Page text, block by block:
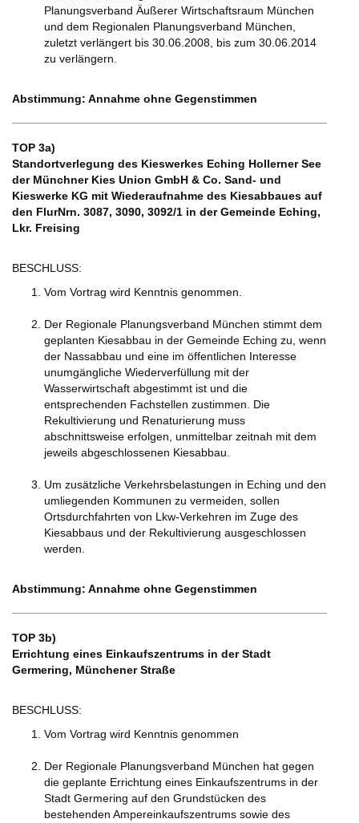
Planungsverband Äußerer Wirtschaftsraum München
und dem Regionalen Planungsverband München,
zuletzt verlängert bis 30.06.2008, bis zum 30.06.2014
zu verlängern.
Abstimmung: Annahme ohne Gegenstimmen
TOP 3a)
Standortverlegung des Kieswerkes Eching Hollerner See
der Münchner Kies Union GmbH & Co. Sand- und
Kieswerke KG mit Wiederaufnahme des Kiesabbaues auf
den FlurNrn. 3087, 3090, 3092/1 in der Gemeinde Eching,
Lkr. Freising
BESCHLUSS:
Vom Vortrag wird Kenntnis genommen.
Der Regionale Planungsverband München stimmt dem
geplanten Kiesabbau in der Gemeinde Eching zu, wenn
der Nassabbau und eine im öffentlichen Interesse
unumgängliche Wiederverfüllung mit der
Wasserwirtschaft abgestimmt ist und die
entsprechenden Fachstellen zustimmen. Die
Rekultivierung und Renaturierung muss
abschnittsweise erfolgen, unmittelbar zeitnah mit dem
jeweils abgeschlossenen Kiesabbau.
Um zusätzliche Verkehrsbelastungen in Eching und den
umliegenden Kommunen zu vermeiden, sollen
Ortsdurchfahrten von Lkw-Verkehren im Zuge des
Kiesabbaus und der Rekultivierung ausgeschlossen
werden.
Abstimmung: Annahme ohne Gegenstimmen
TOP 3b)
Errichtung eines Einkaufszentrums in der Stadt
Germering, Münchener Straße
BESCHLUSS:
Vom Vortrag wird Kenntnis genommen
Der Regionale Planungsverband München hat gegen
die geplante Errichtung eines Einkaufszentrums in der
Stadt Germering auf den Grundstücken des
bestehenden Ampereinkaufszentrums sowie des